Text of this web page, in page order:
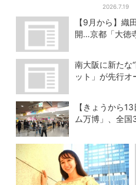
ブリ」の世界に浸れる 「食」
の展示とは？
2026.7.19
【9月から】織
開…京都「大徳
南大阪に新たな
ット」が先行オ
【きょうから
ム万博」、全